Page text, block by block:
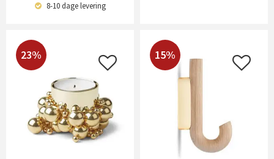
8-10 dagelevering
23% 15%